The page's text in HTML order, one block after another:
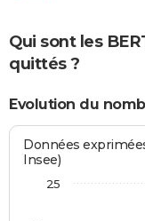
Qui sont les
quittés ?
Evolution du
Données
Insee)
25